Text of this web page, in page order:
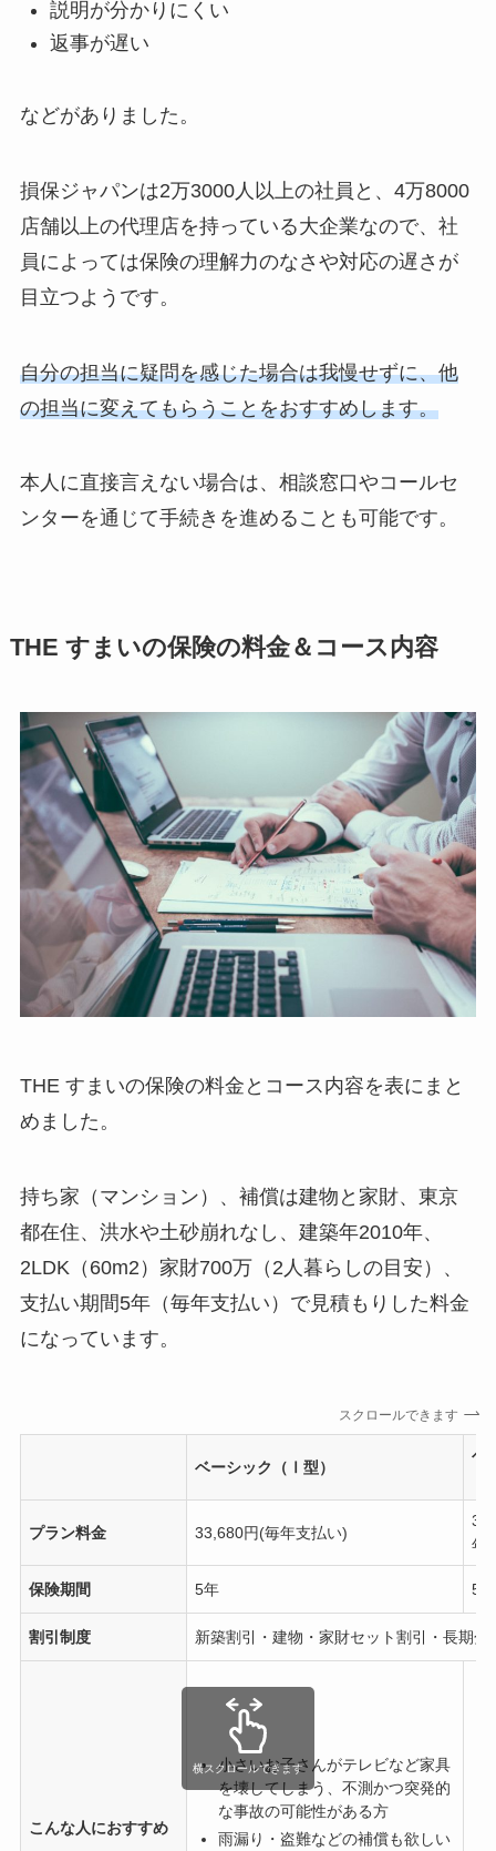
説明が分かりにくい
返事が遅い
などがありました。
損保ジャパンは2万3000人以上の社員と、4万8000
店舗以上の代理店を持っている大企業なので、社
員によっては保険の理解力のなさや対応の遅さが
目立つようです。
自分の担当に疑問を感じた場合は我慢せずに、他
の担当に変えてもらうことをおすすめします。
本人に直接言えない場合は、相談窓口やコールセ
ンターを通じて手続きを進めることも可能です。
THE すまいの保険の料金＆コース内容
THE すまいの保険の料金とコース内容を表にまと
めました。
持ち家（マンション）、補償は建物と家財、東京
都在住、洪水や土砂崩れなし、建築年2010年、
2LDK（60m2）家財700万（2人暮らしの目安）、
支払い期間5年（毎年支払い）で見積もりした料金
になっています。
スクロールできます
ベーシック（Ⅰ型）
ベ
プラン料金 33,680円(毎年支払い)
年
保険期間 5年 5年
割引制度 新築割引・建物・家財セット割引・長期
こんな人におすすめ
小さいお子さんがテレビなど家具
を壊してしまう、不測かつ突発的
な事故の可能性がある方
雨漏り・盗難などの補償も欲しい
横スクロールできます